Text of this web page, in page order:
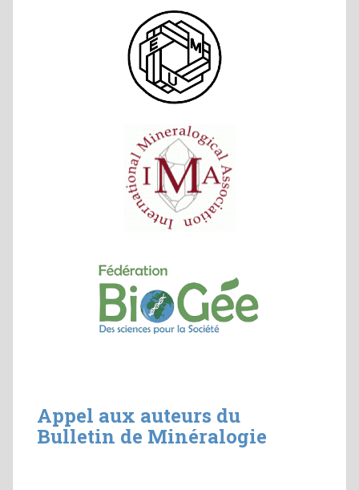
Appel aux auteurs du
Bulletin de Minéralogie